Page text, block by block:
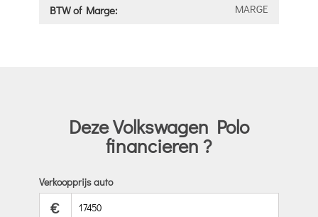
BTW of Marge: MARGE
Deze Volkswagen Polo
financieren ?
Verkoopprijs auto
€